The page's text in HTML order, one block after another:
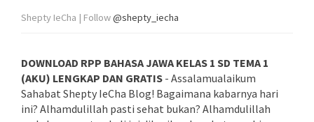
Shepty IeCha | Follow@shepty_iecha
DOWNLOAD RPP BAHASA JAWA KELAS 1 SD TEMA 1
(AKU) LENGKAP DAN GRATIS - Assalamualaikum
Sahabat Shepty IeCha Blog! Bagaimana kabarnya hari
ini? Alhamdulillah pasti sehat bukan? Alhamdulillah